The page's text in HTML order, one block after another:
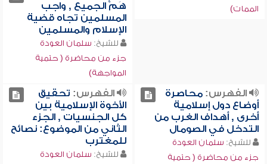
الممات)
هَمُّ الجميع , واجب
المسلمين تجاه قضية
الإسلام والمسلمين
للشيخ: سلمان العودة
جزء من محاضرة ( حتمية
المواجهة)
الفهرس:محاصرة
أوضاع دول إسلامية
أخرى , أهداف الغرب من
التدخل في الصومال
للشيخ: سلمان العودة
جزء من محاضرة ( حتمية
الفهرس: تحقيق
الأخوة الإسلامية بين
كل الجنسيات , الجزء
الثاني من الموضوع: نصائح
للمغترب
للشيخ: سلمان العودة